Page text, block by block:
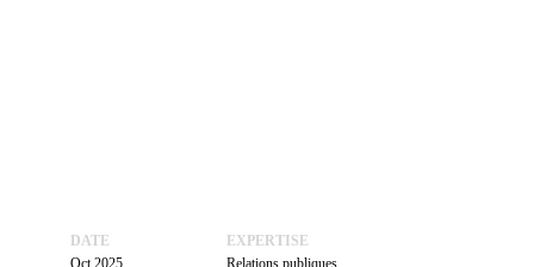
DATE
Oct 2025
EXPERTISE
Relations publiques,